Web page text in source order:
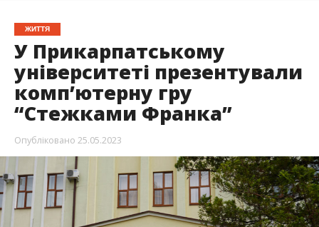
ЖИТТЯ
У Прикарпатському
університеті презентували
комп’ютерну гру
“Стежками Франка”
Опубліковано 25.05.2023